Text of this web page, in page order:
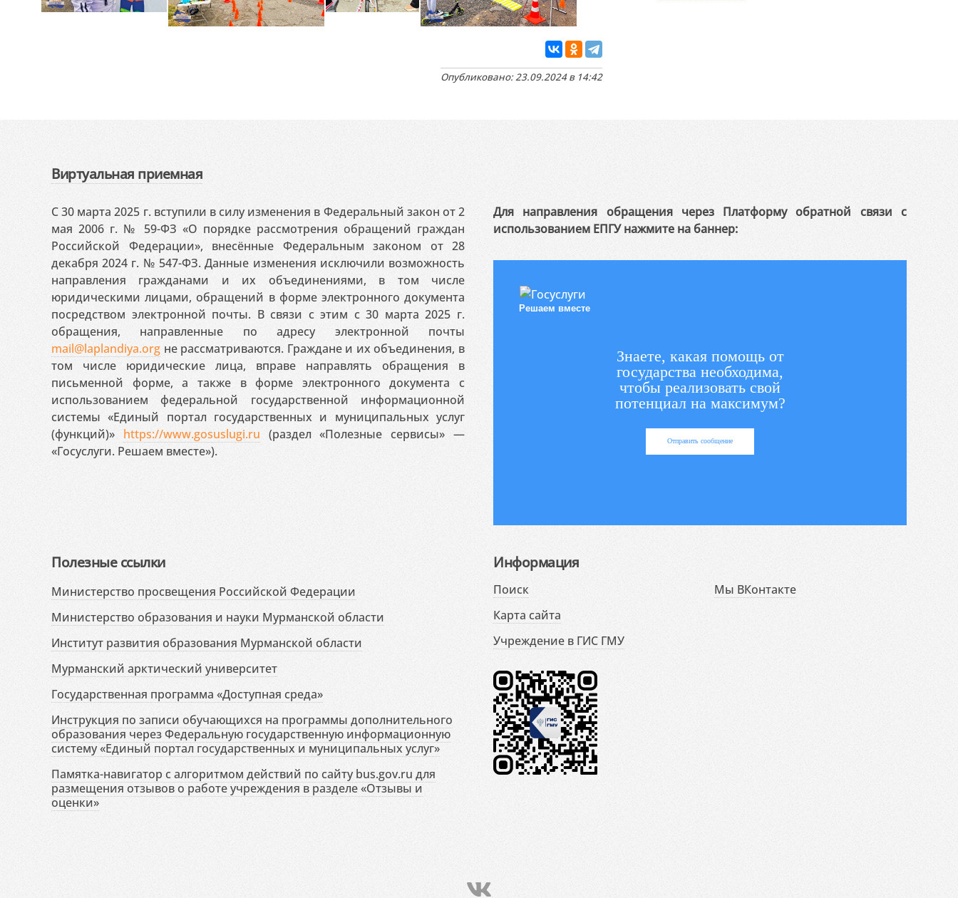
Опубликовано: 23.09.2024 в 14:42
Виртуальная приемная
С 30 марта 2025 г. вступили в силу изменения в Федеральный закон от 2
мая 2006 г. № 59-ФЗ «О порядке рассмотрения обращений граждан
Российской Федерации», внесённые Федеральным законом от 28
декабря 2024 г. № 547-ФЗ. Данные изменения исключили возможность
направления гражданами и их объединениями, в том числе
юридическими лицами, обращений в форме электронного документа
посредством электронной почты. В связи с этим с 30 марта 2025 г.
обращения, направленные по адресу электронной почты
mail@laplandiya.org не рассматриваются. Граждане и их объединения, в
том числе юридические лица, вправе направлять обращения в
письменной форме, а также в форме электронного документа с
использованием федеральной государственной информационной
системы «Единый портал государственных и муниципальных услуг
(функций)» https://www.gosuslugi.ru (раздел «Полезные сервисы» —
«Госуслуги. Решаем вместе»).
Для направления обращения через Платформу обратной связи с
использованием ЕПГУ нажмите на баннер:
Решаем вместе
Знаете, какая помощь от
государства необходима,
чтобы реализовать свой
потенциал на максимум?
Отправить сообщение
Полезные ссылки
Министерство просвещения Российской Федерации
Министерство образования и науки Мурманской области
Институт развития образования Мурманской области
Мурманский арктический университет
Государственная программа «Доступная среда»
Инструкция по записи обучающихся на программы дополнительного
образования через Федеральную государственную информационную
систему «Единый портал государственных и муниципальных услуг»
Памятка-навигатор с алгоритмом действий по сайту bus.gov.ru для
размещения отзывов о работе учреждения в разделе «Отзывы и
оценки»
Информация
Поиск
Карта сайта
Учреждение в ГИС ГМУ
Мы ВКонтакте